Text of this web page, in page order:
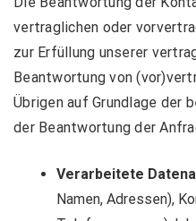
vertraglichen oder
zur Erfüllung unserer
Beantwortung von
Übrigen auf Grundlage der
der Beantwortung der
Verarbeitete
Namen, Adressen),